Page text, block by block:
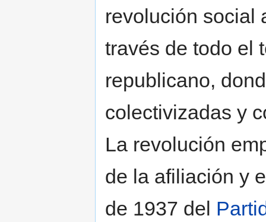
revolución social
través de todo el
republicano,
colectivizadas y
La revolución
de la afiliación y
de 1937 del